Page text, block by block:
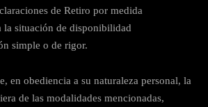
de Retiro por medida
la situación de disponibilidad
simple o de rigor.
en obediencia a su naturaleza personal, la
de las modalidades mencionadas,